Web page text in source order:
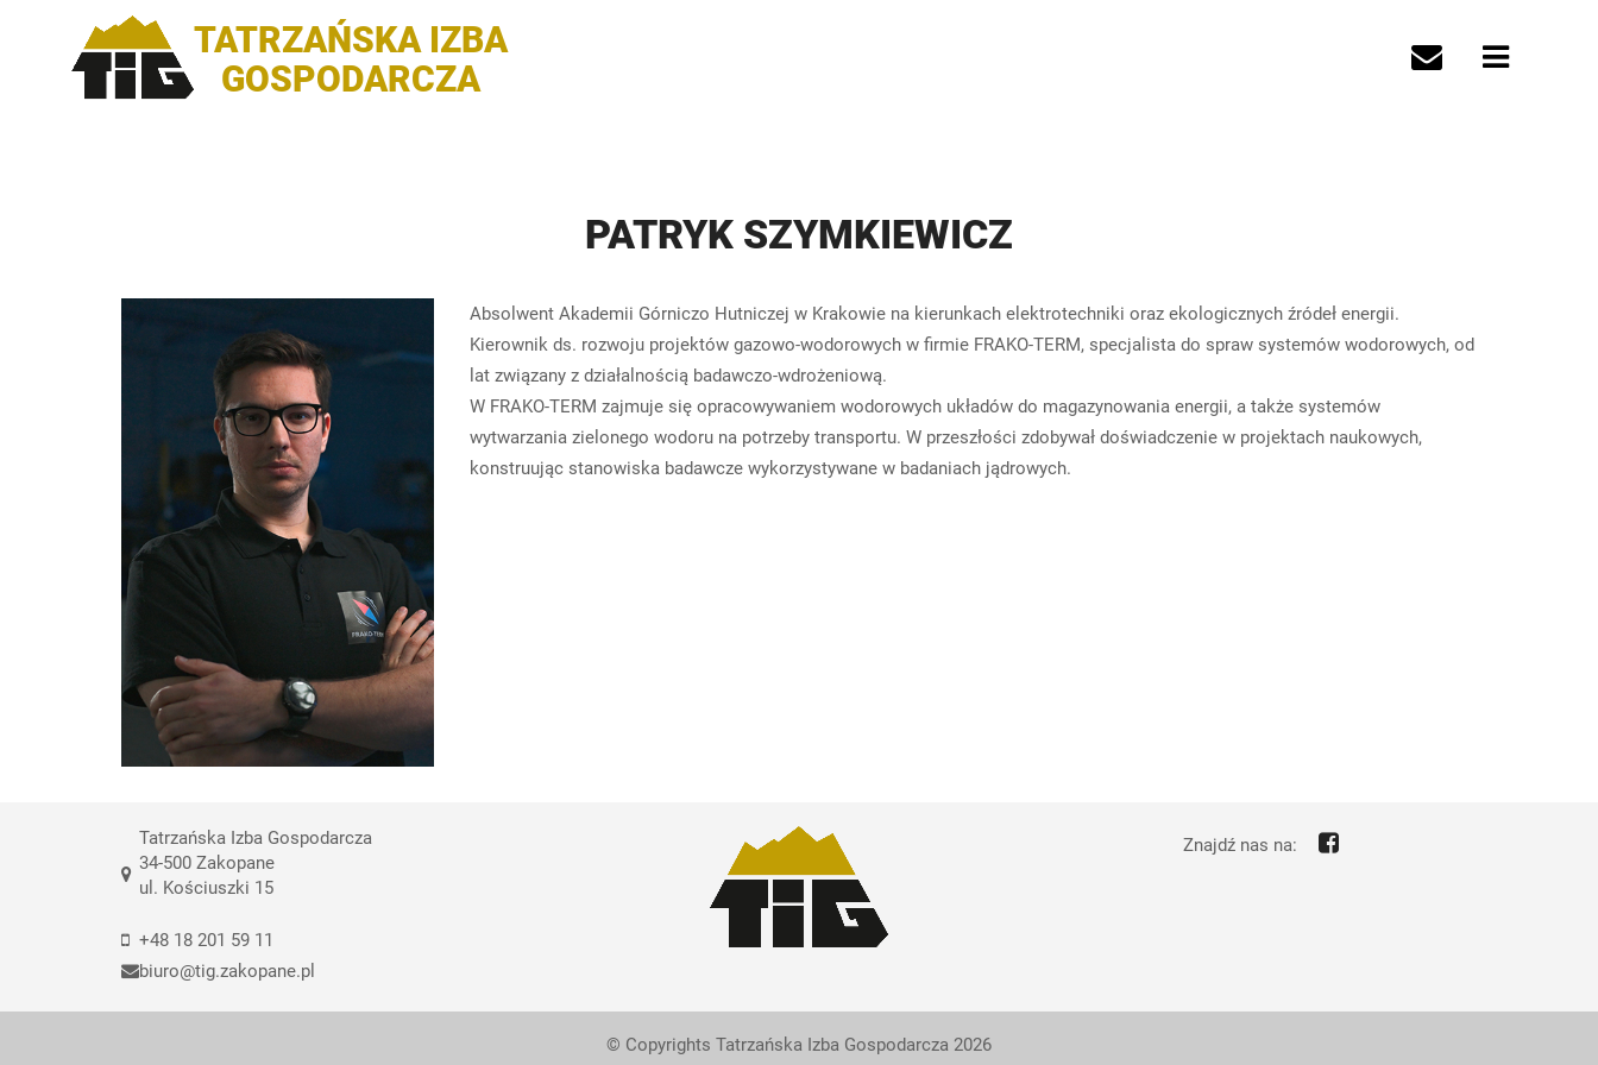
TATRZAŃSKA IZBA
GOSPODARCZA
PATRYK SZYMKIEWICZ
Absolwent Akademii Górniczo Hutniczej w Krakowie na kierunkach elektrotechniki oraz ekologicznych źródeł energii.
Kierownik ds. rozwoju projektów gazowo-wodorowych w firmie FRAKO-TERM, specjalista do spraw systemów wodorowych, od
lat związany z działalnością badawczo-wdrożeniową.
W FRAKO-TERM zajmuje się opracowywaniem wodorowych układów do magazynowania energii, a także systemów
wytwarzania zielonego wodoru na potrzeby transportu. W przeszłości zdobywał doświadczenie w projektach naukowych,
konstruując stanowiska badawcze wykorzystywane w badaniach jądrowych.
Tatrzańska Izba Gospodarcza
34-500 Zakopane
ul. Kościuszki 15
+48 18 201 59 11
biuro@tig.zakopane.pl
Znajdź nas na:
© Copyrights Tatrzańska Izba Gospodarcza 2026